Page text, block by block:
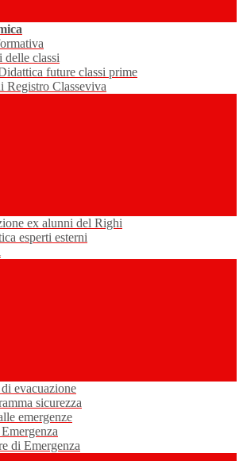
delle classi
future classi prime
Registro Classeviva
ex alunni del Righi
esperti esterni
evacuazione
sicurezza
emergenze
di Emergenza